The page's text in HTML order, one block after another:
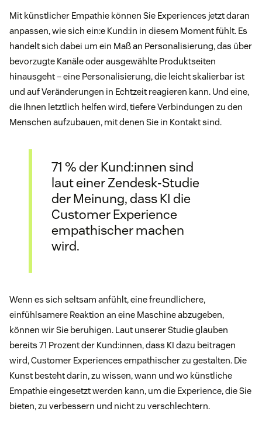
Mit künstlicher Empathie können Sie Experiences jetzt daran
anpassen, wie sich ein:e Kund:in in diesem Moment fühlt. Es
handelt sich dabei um ein Maß an Personalisierung, das über
bevorzugte Kanäle oder ausgewählte Produktseiten
hinausgeht – eine Personalisierung, die leicht skalierbar ist
und auf Veränderungen in Echtzeit reagieren kann. Und eine,
die Ihnen letztlich helfen wird, tiefere Verbindungen zu den
Menschen aufzubauen, mit denen Sie in Kontakt sind.
71 % der Kund:innen sind
laut einer Zendesk-Studie
der Meinung, dass KI die
Customer Experience
empathischer machen
wird.
Wenn es sich seltsam anfühlt, eine freundlichere,
einfühlsamere Reaktion an eine Maschine abzugeben,
können wir Sie beruhigen. Laut unserer Studie glauben
bereits 71 Prozent der Kund:innen, dass KI dazu beitragen
wird, Customer Experiences empathischer zu gestalten. Die
Kunst besteht darin, zu wissen, wann und wo künstliche
Empathie eingesetzt werden kann, um die Experience, die Sie
bieten, zu verbessern und nicht zu verschlechtern.